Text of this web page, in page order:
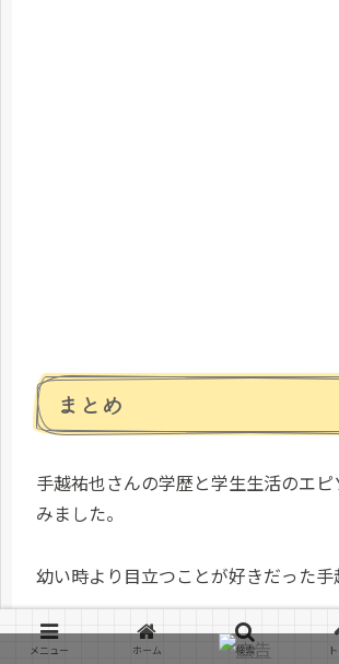
まとめ
手越祐也さんの学歴と学生生活のエピ
みました。
幼い時より目立つことが好きだった手
小学校ではサッカーの競合チームに
メニュー ホーム 検索